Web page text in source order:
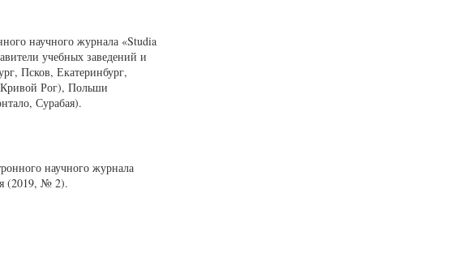
научного журнала «Studia
учебных заведений и
Псков, Екатеринбург,
Рог), Польши
Сурабая).
научного журнала
(2019, № 2).